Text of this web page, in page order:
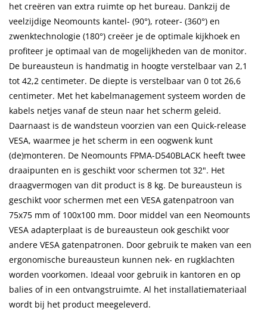
het creëren van extra ruimte op het bureau. Dankzij de
veelzijdige Neomounts kantel- (90°), roteer- (360°) en
zwenktechnologie (180°) creëer je de optimale kijkhoek en
profiteer je optimaal van de mogelijkheden van de monitor.
De bureausteun is handmatig in hoogte verstelbaar van 2,1
tot 42,2 centimeter. De diepte is verstelbaar van 0 tot 26,6
centimeter. Met het kabelmanagement systeem worden de
kabels netjes vanaf de steun naar het scherm geleid.
Daarnaast is de wandsteun voorzien van een Quick-release
VESA, waarmee je het scherm in een oogwenk kunt
(de)monteren. De Neomounts FPMA-D540BLACK heeft twee
draaipunten en is geschikt voor schermen tot 32". Het
draagvermogen van dit product is 8 kg. De bureausteun is
geschikt voor schermen met een VESA gatenpatroon van
75x75 mm of 100x100 mm. Door middel van een Neomounts
VESA adapterplaat is de bureausteun ook geschikt voor
andere VESA gatenpatronen. Door gebruik te maken van een
ergonomische bureausteun kunnen nek- en rugklachten
worden voorkomen. Ideaal voor gebruik in kantoren en op
balies of in een ontvangstruimte. Al het installatiemateriaal
wordt bij het product meegeleverd.